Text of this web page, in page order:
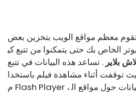
معظم مواقع الويب بتخزين بعض
الخاص بك حتى يتمكنوا من تتبع كي
بلاير . تساعد هذه البيانات في تتبع
توقفت أثناء مشاهدة فيلم باستخدا
م Flash Player ، والمزيد. قد يخزن أيضًا بيانات حول مواقع ال